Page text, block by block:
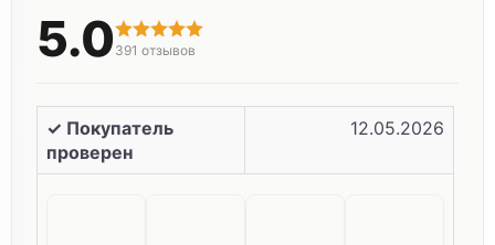
5.0 391 отзывов
✓ Покупатель
проверен
12.05.2026